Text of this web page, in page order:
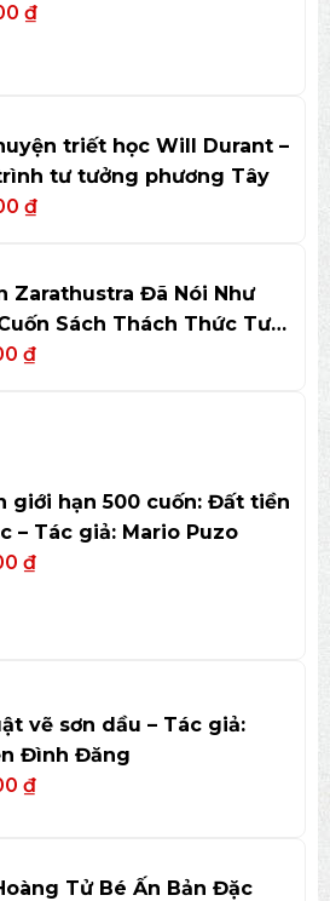
₫
triết học Will Durant –
tư tưởng phương Tây
₫
Zarathustra Đã Nói Như
Sách Thách Thức Tư
₫
giới hạn 500 cuốn: Đất tiền
– Tác giả: Mario Puzo
₫
vẽ sơn dầu – Tác giả:
Đình Đăng
₫
Tử Bé Ấn Bản Đặc